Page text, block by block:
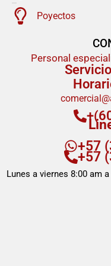
Poyectos
Personal
+57
+57
Lunes a viernes 8:00 am